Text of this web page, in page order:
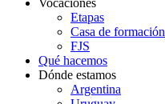
Vocaciones
Etapas
Casa de formación
FJS
Qué hacemos
Dónde estamos
Argentina